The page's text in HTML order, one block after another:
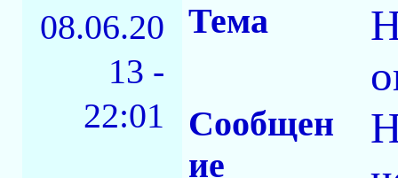
08.06.20
13 -
22:01
Тема
Сообщен
ие